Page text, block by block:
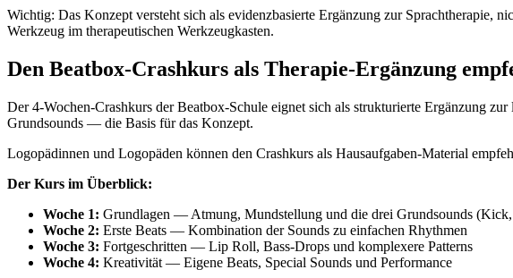
Wichtig: Das Konzept versteht sich als evidenzbasierte Ergänzung zur
Werkzeug im therapeutischen Werkzeugkasten.
Den Beatbox-Crashkurs als Therapie-Ergänzung
Der 4-Wochen-Crashkurs der Beatbox-Schule eignet sich als strukturierte Ergänzung
Grundsounds — die Basis für das Konzept.
Logopädinnen und Logopäden können den Crashkurs als Hausaufgaben-Material
Der Kurs im Überblick:
Woche 1: Grundlagen — Atmung, Mundstellung und die drei Grundsounds
Woche 2: Erste Beats — Kombination der Sounds zu einfachen Rhythmen
Woche 3: Fortgeschritten — Lip Roll, Bass-Drops und komplexere Patterns
Woche 4: Kreativität — Eigene Beats, Special Sounds und Performance